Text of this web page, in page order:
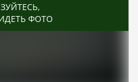
,
ФОТО